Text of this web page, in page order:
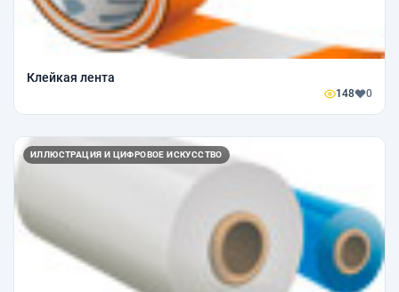
Клейкая лента
148 0
ИЛЛЮСТРАЦИЯ И ЦИФРОВОЕ ИСКУССТВО